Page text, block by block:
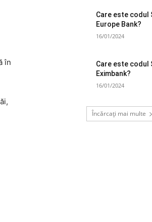
în
Care este codul
Europe Bank?
16/01/2024
Care este codul
Eximbank?
16/01/2024
Încărcați mai multe